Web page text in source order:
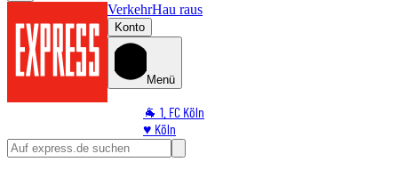
VerkehrHau raus
Konto
Menü
🐐 1. FC Köln
♥️ Köln
⭐ Promi